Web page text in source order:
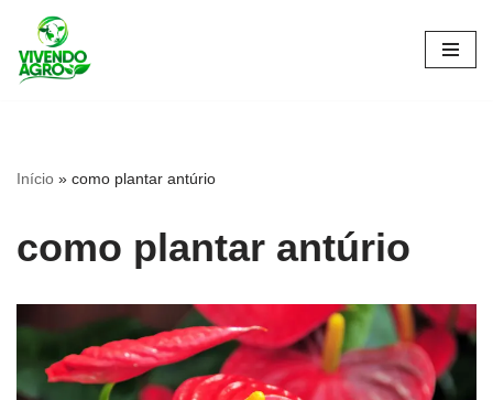
Pular
para
Início » como plantar antúrio
como plantar antúrio